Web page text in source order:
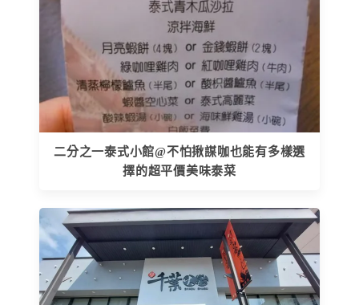
二分之一泰式小館@不怕揪謀咖也能有多樣選
擇的超平價美味泰菜